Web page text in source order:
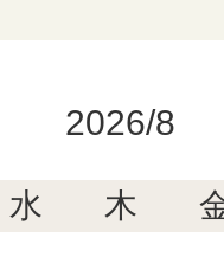
2026/8
水 木